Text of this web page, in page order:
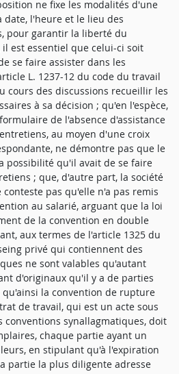
ne fixe les modalités d'une
date, l'heure et le lieu des
pour garantir la liberté du
est essentiel que celui-ci soit
se faire assister dans les
L. 1237-12 du code du travail
cours des discussions recueillir les
à sa décision ; qu'en l'espèce,
de l'absence d'assistance
au moyen d'une croix
ne démontre pas que le
possibilité qu'il avait de se faire
; que, d'autre part, la société
pas qu'elle n'a pas remis
au salarié, arguant que la loi
de la convention en double
aux termes de l'article 1325 du
privé qui contiennent des
ne sont valables qu'autant
d'originaux qu'il y a de parties
la convention de rupture
de travail, qui est un acte sous
conventions synallagmatiques, doit
chaque partie ayant un
en stipulant qu'à l'expiration
partie la plus diligente adresse